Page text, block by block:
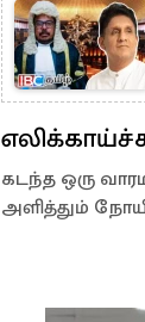
கடந்த ஒரு
அளித்தும்